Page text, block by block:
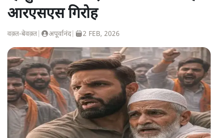
आरएसएस गिरोह
वक़्त-बेवक़्त अपूर्वानंद| 2 FEB, 2026